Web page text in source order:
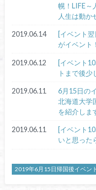
幌！LIFE～
人生は動か
2019.06.14
[イベント
がイベント
2019.06.12
[イベント
トまで後少
2019.06.11
6月15日の
北海道大学
を紹介しま
2019.06.11
[イベント
いと思った
2019年6月15日帰国後イベン